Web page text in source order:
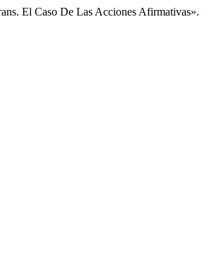
El Caso De Las Acciones Afirmativas».